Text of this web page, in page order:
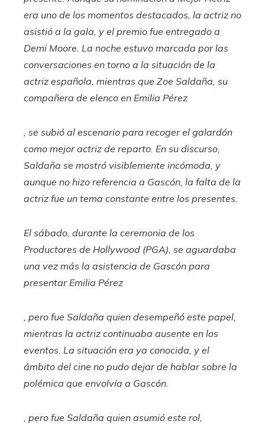
era uno de los momentos destacados, la actriz no
asistió a la gala, y el premio fue entregado a
Demi Moore. La noche estuvo marcada por las
conversaciones en torno a la situación de la
actriz española, mientras que Zoe Saldaña, su
compañera de elenco en Emilia Pérez
, se subió al escenario para recoger el galardón
como mejor actriz de reparto. En su discurso,
Saldaña se mostró visiblemente incómoda, y
aunque no hizo referencia a Gascón, la falta de la
actriz fue un tema constante entre los presentes.
El sábado, durante la ceremonia de los
Productores de Hollywood (PGA), se aguardaba
una vez más la asistencia de Gascón para
presentar Emilia Pérez
, pero fue Saldaña quien desempeñó este papel,
mientras la actriz continuaba ausente en los
eventos. La situación era ya conocida, y el
ámbito del cine no pudo dejar de hablar sobre la
polémica que envolvía a Gascón.
, pero fue Saldaña quien asumió este rol,